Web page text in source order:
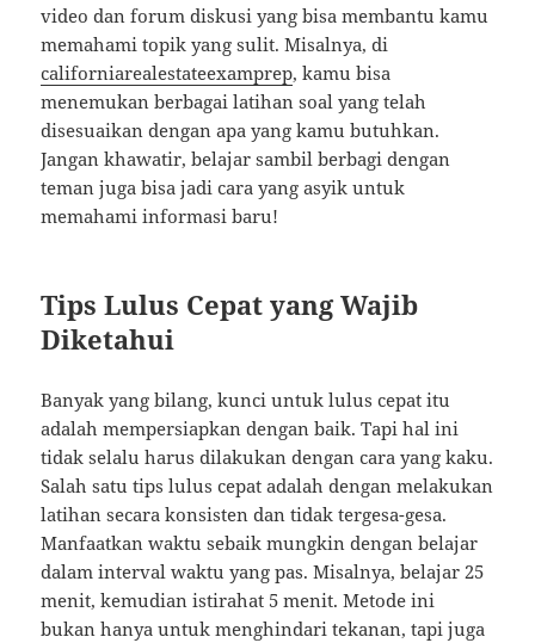
video dan forum diskusi yang bisa membantu kamu
memahami topik yang sulit. Misalnya, di
californiarealestateexamprep, kamu bisa
menemukan berbagai latihan soal yang telah
disesuaikan dengan apa yang kamu butuhkan.
Jangan khawatir, belajar sambil berbagi dengan
teman juga bisa jadi cara yang asyik untuk
memahami informasi baru!
Tips Lulus Cepat yang Wajib
Diketahui
Banyak yang bilang, kunci untuk lulus cepat itu
adalah mempersiapkan dengan baik. Tapi hal ini
tidak selalu harus dilakukan dengan cara yang kaku.
Salah satu tips lulus cepat adalah dengan melakukan
latihan secara konsisten dan tidak tergesa-gesa.
Manfaatkan waktu sebaik mungkin dengan belajar
dalam interval waktu yang pas. Misalnya, belajar 25
menit, kemudian istirahat 5 menit. Metode ini
bukan hanya untuk menghindari tekanan, tapi juga